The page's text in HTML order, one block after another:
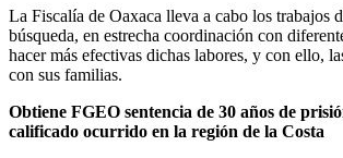
La Fiscalía de Oaxaca lleva a cabo los trabajos
búsqueda, en estrecha coordinación con
hacer más efectivas dichas labores, y con ello,
con sus familias.
Obtiene FGEO sentencia de 30 años de
calificado ocurrido en la región de la Costa